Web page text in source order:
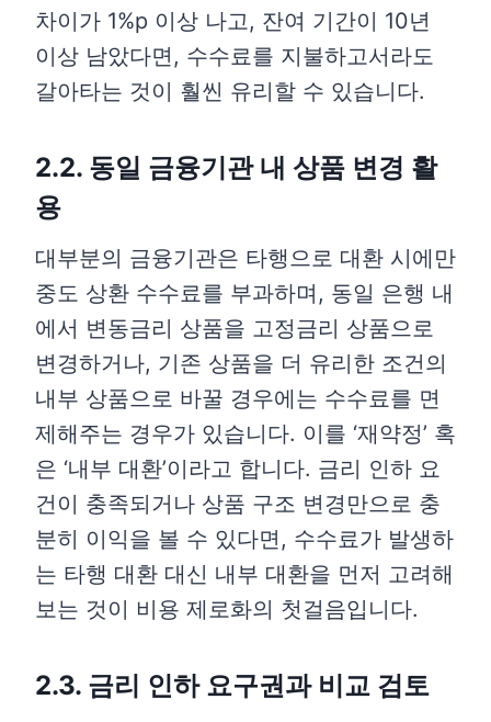
차이가 1%p 이상 나고, 잔여 기간이 10년
이상 남았다면, 수수료를 지불하고서라도
갈아타는 것이 훨씬 유리할 수 있습니다.
2.2. 동일 금융기관 내 상품 변경 활
용
대부분의 금융기관은 타행으로 대환 시에만
중도 상환 수수료를 부과하며, 동일 은행 내
에서 변동금리 상품을 고정금리 상품으로
변경하거나, 기존 상품을 더 유리한 조건의
내부 상품으로 바꿀 경우에는 수수료를 면
제해주는 경우가 있습니다. 이를 ‘재약정’ 혹
은 ‘내부 대환’이라고 합니다. 금리 인하 요
건이 충족되거나 상품 구조 변경만으로 충
분히 이익을 볼 수 있다면, 수수료가 발생하
는 타행 대환 대신 내부 대환을 먼저 고려해
보는 것이 비용 제로화의 첫걸음입니다.
2.3. 금리 인하 요구권과 비교 검토